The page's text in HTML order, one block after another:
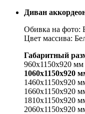
Диван
Обивка на фото:
Цвет массива:
Габаритный
960x1150х920
1060x1150х920
1460x1150х920
1660x1150х920
1810x1150х920
2060x1150х920